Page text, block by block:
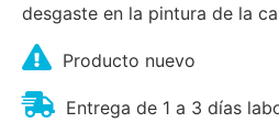
desgaste en la pintura de la
Producto nuevo
Entrega de 1 a 3 días